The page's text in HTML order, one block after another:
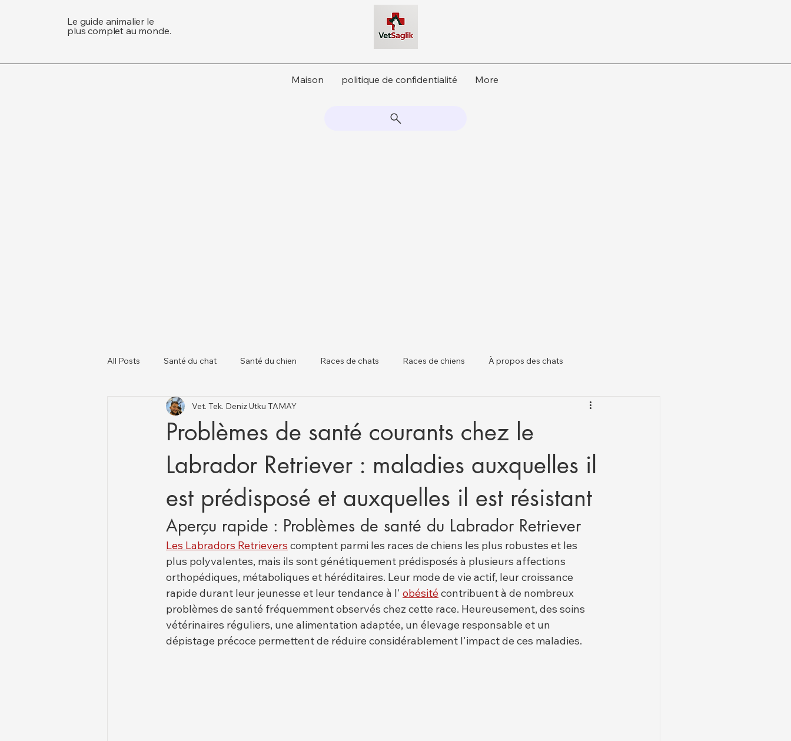
Le guide animalier le
plus complet au monde.
Maison politique de confidentialité More
All Posts Santé du chat Santé du chien Races de chats Races de chiens À propos des chats
À propos des chiens Chats et chiens
Problèmes de santé courants chez le
Labrador Retriever : maladies auxquelles il
est prédisposé et auxquelles il est résistant
Vet. Tek. Deniz Utku TAMAY
Aperçu rapide : Problèmes de santé du Labrador Retriever
Les Labradors Retrievers comptent parmi les races de chiens les plus robustes et les
plus polyvalentes, mais ils sont génétiquement prédisposés à plusieurs affections
orthopédiques, métaboliques et héréditaires. Leur mode de vie actif, leur croissance
rapide durant leur jeunesse et leur tendance à l' obésité contribuent à de nombreux
problèmes de santé fréquemment observés chez cette race. Heureusement, des soins
vétérinaires réguliers, une alimentation adaptée, un élevage responsable et un
dépistage précoce permettent de réduire considérablement l'impact de ces maladies.